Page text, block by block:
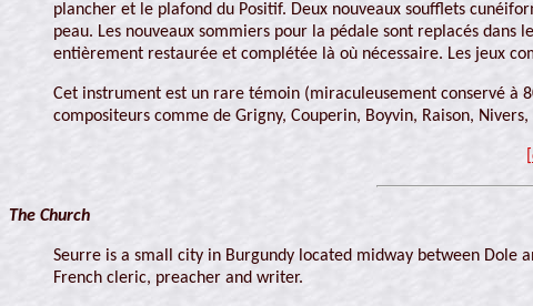
plancher et le plafond du Positif. Deux nouveaux soufflets
peau. Les nouveaux sommiers pour la pédale sont replacés
entièrement restaurée et complétée là où nécessaire. Les jeux
Cet instrument est un rare témoin (miraculeusement conservé à
compositeurs comme de Grigny, Couperin, Boyvin, Raison,
The Church
Seurre is a small city in Burgundy located midway between Dole
French cleric, preacher and writer.